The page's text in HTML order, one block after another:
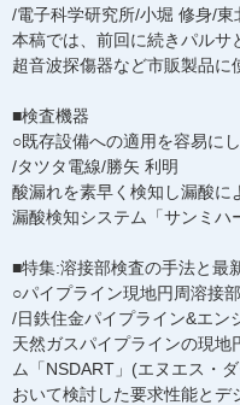
/電子科学研究所/小堀 修身/東
本稿では、前回に続きパルサ
超音波探傷器など市販製品に
■検査機器
○既存設備への適用を容易に
/タツタ電線/勝矢 利明
酸漏れを素早く検知し漏酸に
漏酸検知システム「サンミハ
■特集:溶接部検査の手法と最
○パイプライン現地円周溶接
/日鉄住金パイプライン&エン
天然ガスパイプラインの現地
ム「NSDART」(エヌエス・
おいて検討した要求性能とデ